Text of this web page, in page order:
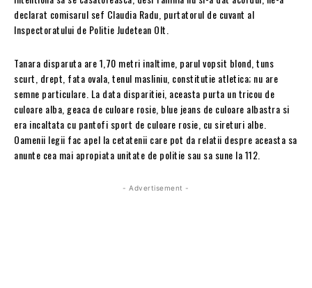
declarat comisarul sef Claudia Radu, purtatorul de cuvant al
Inspectoratului de Politie Judetean Olt.
Tanara disparuta are 1,70 metri inaltime, parul vopsit blond, tuns
scurt, drept, fata ovala, tenul masliniu, constitutie atletica; nu are
semne particulare. La data disparitiei, aceasta purta un tricou de
culoare alba, geaca de culoare rosie, blue jeans de culoare albastra si
era incaltata cu pantofi sport de culoare rosie, cu sireturi albe.
Oamenii legii fac apel la cetatenii care pot da relatii despre aceasta sa
anunte cea mai apropiata unitate de politie sau sa sune la 112.
- Advertisement -